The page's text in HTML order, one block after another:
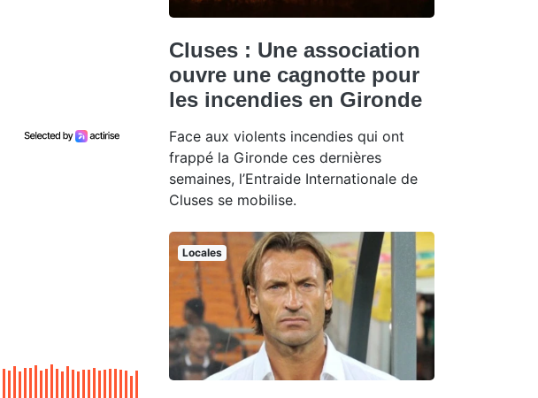
Cluses : Une association
ouvre une cagnotte pour
les incendies en Gironde
Face aux violents incendies qui ont
frappé la Gironde ces dernières
semaines, l’Entraide Internationale de
Cluses se mobilise.
Locales